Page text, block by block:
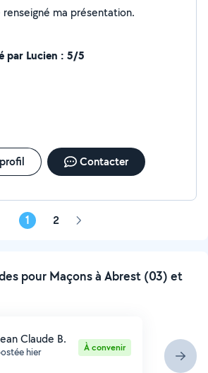
Je n'ai pas encore renseigné ma présentation.
par Lucien : 5/5
Contacter
1 2 Page
pour Maçons à Abrest (03) et
Claude B.
hier À convenir